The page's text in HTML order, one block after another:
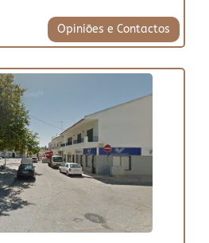
Opiniões e Contactos